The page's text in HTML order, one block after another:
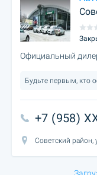
Официальный
Будьте первым, кто
+7 (958)
Советский район,